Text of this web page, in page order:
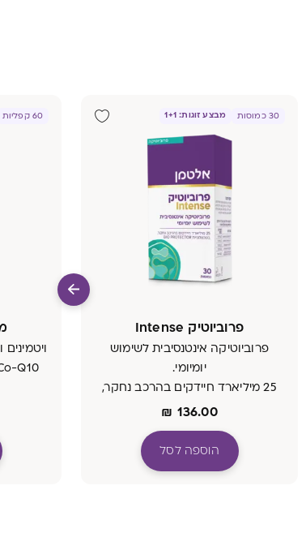
30 כמוסות מבצע זוגות: 1+1
פרוביוטיק Intense
פרוביוטיקה אינטנסיבית לשימוש
יומיומי.
25 מיליארד חיידקים בהרכב נחקר,
בטכנולוגיית BIO PROTECTOR
₪ 136.00
הוספה לסל
60 קפליות